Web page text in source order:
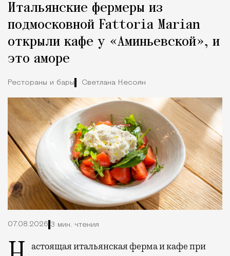
Итальянские фермеры из
подмосковной Fattoria Marian
открыли кафе у «Аминьевской», и
это аморе
Рестораны и бары Светлана Кесоян
07.08.2026 3 мин. чтения